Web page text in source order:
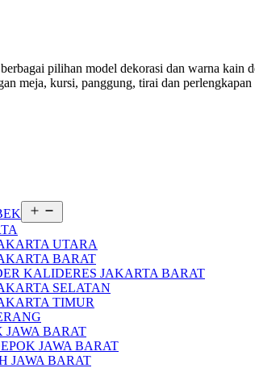
pilihan model dekorasi dan warna kain
meja, kursi, panggung, tirai dan perlengkapan
menu
UTARA
BARAT
KALIDERES JAKARTA BARAT
SELATAN
TIMUR
JAWA BARAT
JAWA BARAT
JAWA BARAT